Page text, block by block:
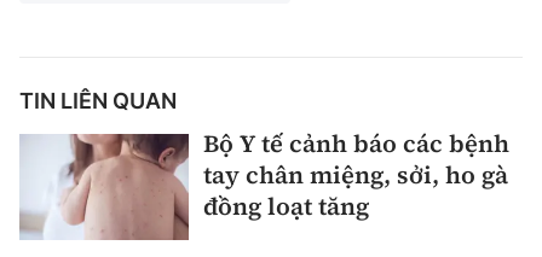
TIN LIÊN QUAN
Bộ Y tế cảnh báo các bệnh
tay chân miệng, sởi, ho gà
đồng loạt tăng